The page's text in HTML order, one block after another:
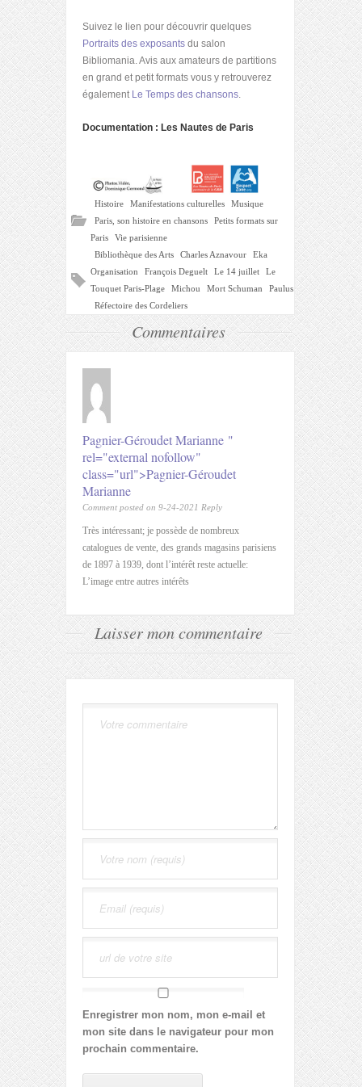
Suivez le lien pour découvrir quelques
Portraits des exposants du salon
Bibliomania. Avis aux amateurs de partitions
en grand et petit formats vous y retrouverez
également Le Temps des chansons.
Documentation : Les Nautes de Paris
Histoire Manifestations culturelles
Musique
Paris, son histoire en chansons
Petits formats sur
Paris
Vie parisienne
Bibliothèque des Arts
Charles Aznavour
Eka
Organisation
François Deguelt Le 14 juillet
Le
Touquet Paris-Plage
Michou Mort Schuman
Paulus
Réfectoire des Cordeliers
Commentaires
Pagnier-Géroudet Marianne "
rel="external nofollow"
class="url">Pagnier-Géroudet
Marianne
Comment posted on 9-24-2021 Reply
Très intéressant; je possède de nombreux
catalogues de vente, des grands magasins parisiens
de 1897 à 1939, dont l’intérêt reste actuelle:
L’image entre autres intérêts
Laisser mon commentaire
Enregistrer mon nom, mon e-mail et
mon site dans le navigateur pour mon
prochain commentaire.